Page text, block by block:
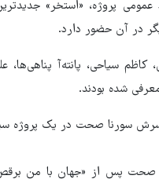
عمومی پروژه، «استخر»
در آن حضور دارد.
سیاحی، پانته‌آ پناهی‌ها،
شده بودند.
سورنا صحت در یک پروژه
صحت پس از «جهان با من